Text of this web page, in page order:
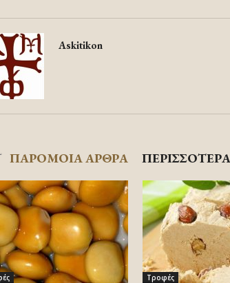
Askitikon
ΠΑΡΟΜΟΙΑ ΑΡΘΡΑ
Τροφές